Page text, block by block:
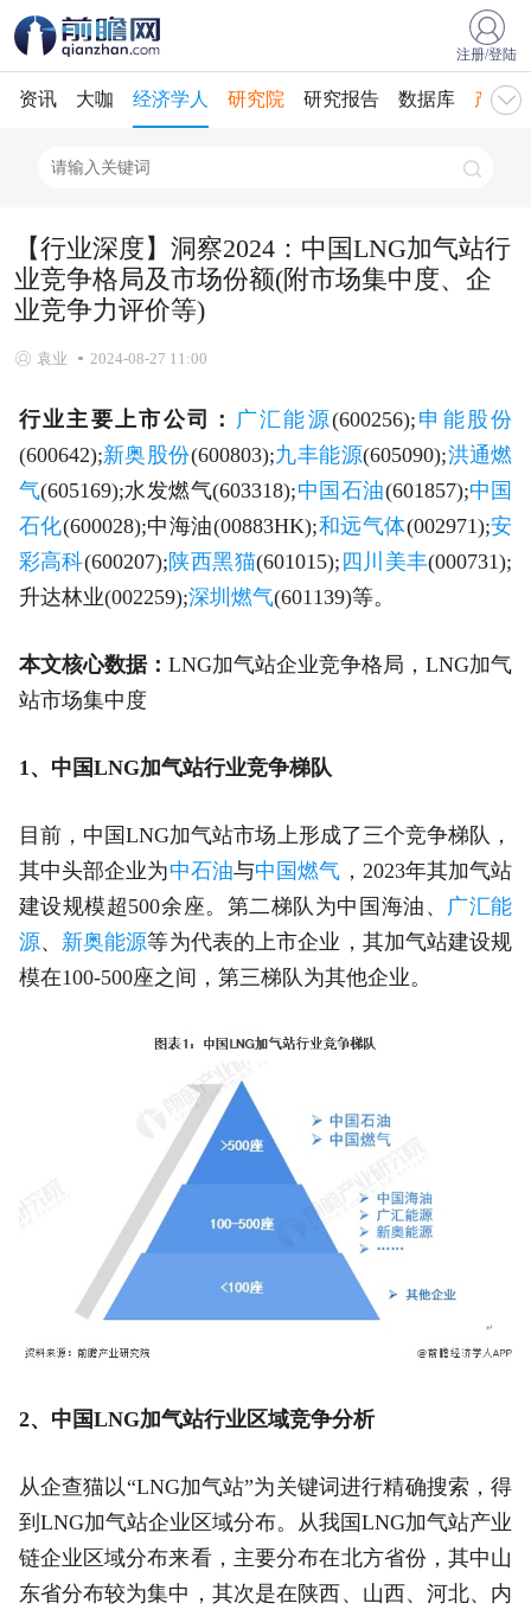
注册/登陆
资讯 大咖 经济学人 研究院 研究报告 数据库 产业
【行业深度】洞察2024：中国LNG加气站行
业竞争格局及市场份额(附市场集中度、企
业竞争力评价等)
袁业 2024-08-27 11:00
行业主要上市公司： 广汇能源(600256); 申能股份
(600642);新奥股份(600803);九丰能源(605090);洪通燃
气(605169);水发燃气(603318);中国石油(601857);中国
石化(600028);中海油(00883HK);和远气体(002971);安
彩高科(600207);陕西黑猫(601015); 四川美丰(000731);
升达林业(002259);深圳燃气(601139)等。
本文核心数据： LNG加气站企业竞争格局，LNG加气
站市场集中度
1、中国LNG加气站行业竞争梯队
目前，中国LNG加气站市场上形成了三个竞争梯队，
其中头部企业为中石油与中国燃气 ，2023年其加气站
建设规模超500余座。第二梯队为中国海油、 广汇能
源、 新奥能源等为代表的上市企业，其加气站建设规
模在100-500座之间，第三梯队为其他企业。
2、中国LNG加气站行业区域竞争分析
从企查猫以“LNG加气站”为关键词进行精确搜索，得
到LNG加气站企业区域分布。从我国LNG加气站产业
链企业区域分布来看，主要分布在北方省份，其中山
东省分布较为集中，其次是在陕西、山西、河北、内